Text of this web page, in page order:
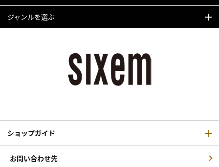
ジャンルを選ぶ
ショップガイド
お問い合わせ先